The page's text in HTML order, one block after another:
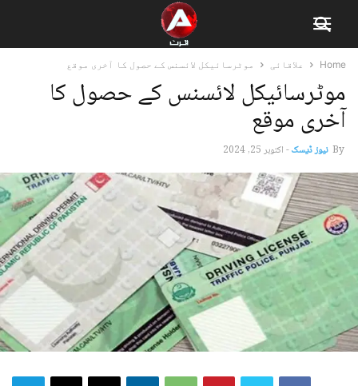
Home علاقائی موٹرسائیکل لائسنس کے حصول کا آخری موقع
موٹرسائیکل لائسنس کے حصول کا
آخری موقع
By نیوز ڈیسک-اکتوبر 25, 2024